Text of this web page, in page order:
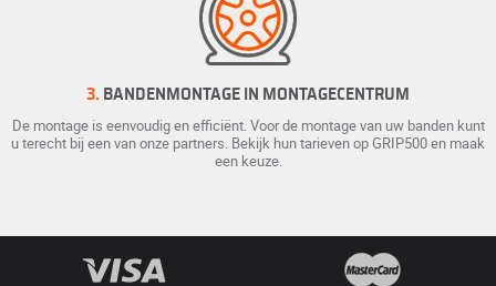
3. BANDENMONTAGE IN MONTAGECENTRUM
De montage is eenvoudig en efficiënt. Voor de montage van uw banden kunt
u terecht bij een van onze partners. Bekijk hun tarieven op GRIP500 en maak
een keuze.